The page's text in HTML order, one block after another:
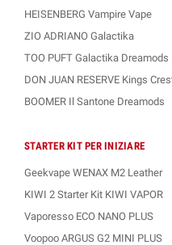
HEISENBERG Vampire Vape
ZIO ADRIANO Galactika
TOO PUFT Galactika Dreamods
DON JUAN RESERVE Kings
BOOMER Il Santone Dreamods
STARTER KIT PER INIZIARE
Geekvape WENAX M2 Leather
KIWI 2 Starter Kit KIWI VAPOR
Vaporesso ECO NANO PLUS
Voopoo ARGUS G2 MINI PLUS